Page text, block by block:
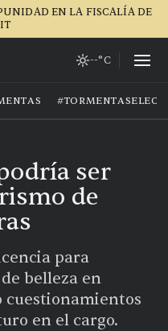
EN LA FISCALÍA DE
--°C
ser
de
para
belleza en
cuestionamientos
en el cargo.